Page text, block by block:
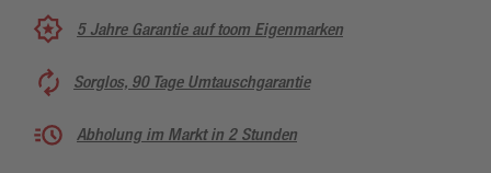
5 Jahre Garantie auf toom Eigenmarken
Sorglos, 90 Tage Umtauschgarantie
Abholung im Markt in 2 Stunden